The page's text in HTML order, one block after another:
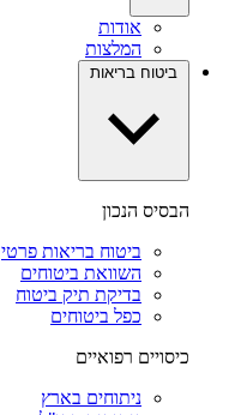
אודות
המלצות
ביטוח בריאות
הבסיס הנכון
ביטוח בריאות פרטי
השוואת ביטוחים
בדיקת תיק ביטוח
כפל ביטוחים
כיסויים רפואיים
ניתוחים בארץ